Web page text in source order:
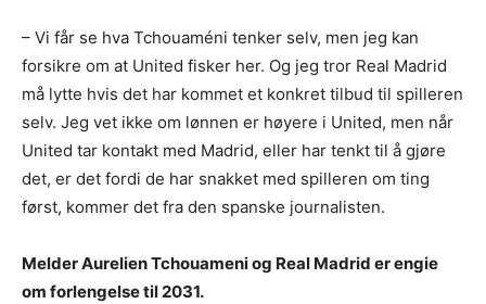
– Vi får se hva Tchouaméni tenker selv, men jeg kan
forsikre om at United fisker her. Og jeg tror Real Madrid
må lytte hvis det har kommet et konkret tilbud til spilleren
selv. Jeg vet ikke om lønnen er høyere i United, men når
United tar kontakt med Madrid, eller har tenkt til å gjøre
det, er det fordi de har snakket med spilleren om ting
først, kommer det fra den spanske journalisten.
Melder Aurelien Tchouameni og Real Madrid er engie
om forlengelse til 2031.